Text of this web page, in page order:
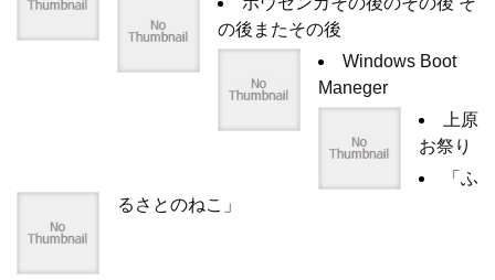
の後またその後
Windows Boot
Maneger
上原
お祭り
「ふ
るさとのねこ」